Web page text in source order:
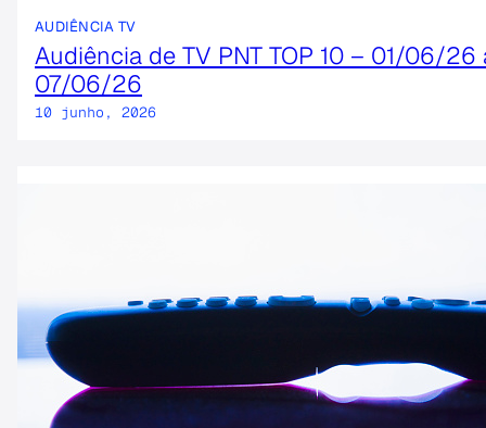
AUDIÊNCIA TV
Audiência de TV PNT TOP 10 – 01/06/26
07/06/26
10 junho, 2026